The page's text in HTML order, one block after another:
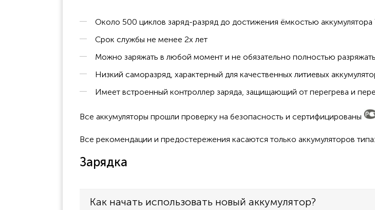
TEC-5601
TEC-7621E
TEC-7641
TEC-7700
Около 500 циклов заряд-разряд до достижения ёмкостью аккумулятора
Срок службы не менее 2х лет
Можно заряжать в любой момент и не обязательно полностью
Низкий саморазряд, характерный для качественных литиевых
Имеет встроенный контроллер заряда, защищающий от перегрева и
Все аккумуляторы прошли проверку на безопасность и сертифицированы
Все рекомендации и предостережения касаются только аккумуляторов
Зарядка
Как начать использовать новый аккумулятор?